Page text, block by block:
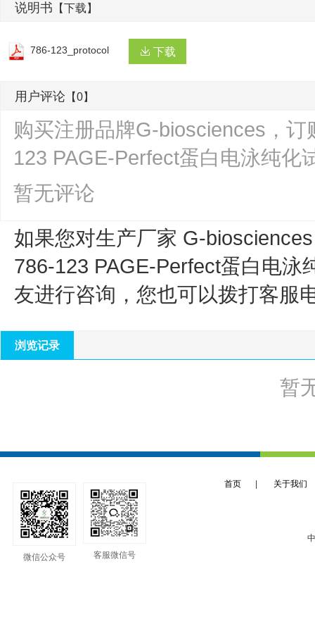
说明书 【下载】
786-123_protocol 下载
用户评论 【0】
购买注册品牌G-biosciences，
123 PAGE-Perfect蛋白电泳纯化
暂无评论
如果您对生产厂家 G-
786-123 PAGE-Perfect蛋白电泳
友进行咨询，您也可以拨打客服
浏览记录
暂
首页 关于我们
微信公众号
客服微信号